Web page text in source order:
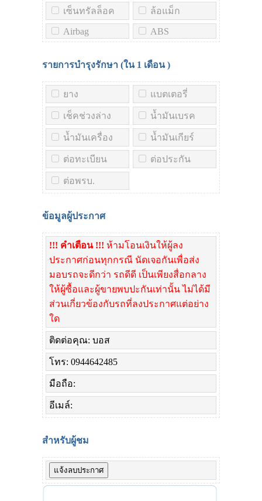
เซ็นทรัลล็อค ล้อแม็ก
Airbag ABS
รายการบำรุงรักษา (ใน 1 เดือน)
ยาง แบตเตอรี่
เช็คช่วงล่าง น้ำมันเบรค
น้ำมันเครื่อง น้ำมันเกียร์
ต่อทะเบียน ต่อประกัน
ต่อพรบ.
ข้อมูลผู้ประกาศ
!!! คำเตือน !!! ห้ามโอนเงินให้ผู้ลง
ประกาศก่อนทุกกรณี นัดเจอกันเพื่อส่ง
มอบรถจะดีกว่า รถดีดี เป็นเพียงสื่อกลาง
ให้ผู้ซื้อและผู้ขายพบปะกันเท่านั้น ไม่ได้มี
ส่วนเกี่ยวข้องกับรถที่ลงประกาศแต่อย่าง
ใด
ติดต่อคุณ: บอส
โทร: 0944642485
มือถือ:
อีเมล์:
สำหรับผู้ชม